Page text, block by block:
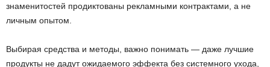
знаменитостей продиктованы рекламными контрактами, а не
личным опытом.
Выбирая средства и методы, важно понимать — даже лучшие
продукты не дадут ожидаемого эффекта без системного ухода,